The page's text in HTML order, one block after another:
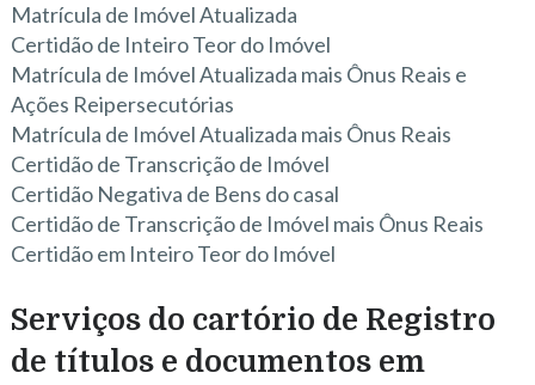
Matrícula de Imóvel Atualizada
Certidão de Inteiro Teor do Imóvel
Matrícula de Imóvel Atualizada mais Ônus Reais e
Ações Reipersecutórias
Matrícula de Imóvel Atualizada mais Ônus Reais
Certidão de Transcrição de Imóvel
Certidão Negativa de Bens do casal
Certidão de Transcrição de Imóvel mais Ônus Reais
Certidão em Inteiro Teor do Imóvel
Serviços do cartório de Registro
de títulos e documentos em